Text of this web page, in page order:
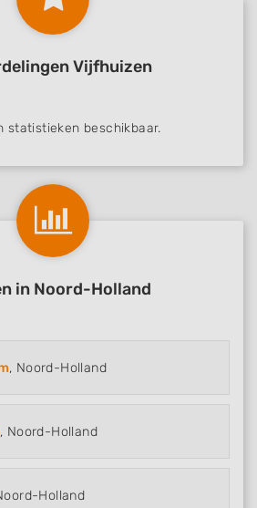
Vijfhuizen
statistieken beschikbaar.
in Noord-Holland
, Noord-Holland
, Noord-Holland
Holland